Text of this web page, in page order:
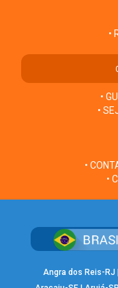
•
•
•
•
•
Angra dos Reis-RJ